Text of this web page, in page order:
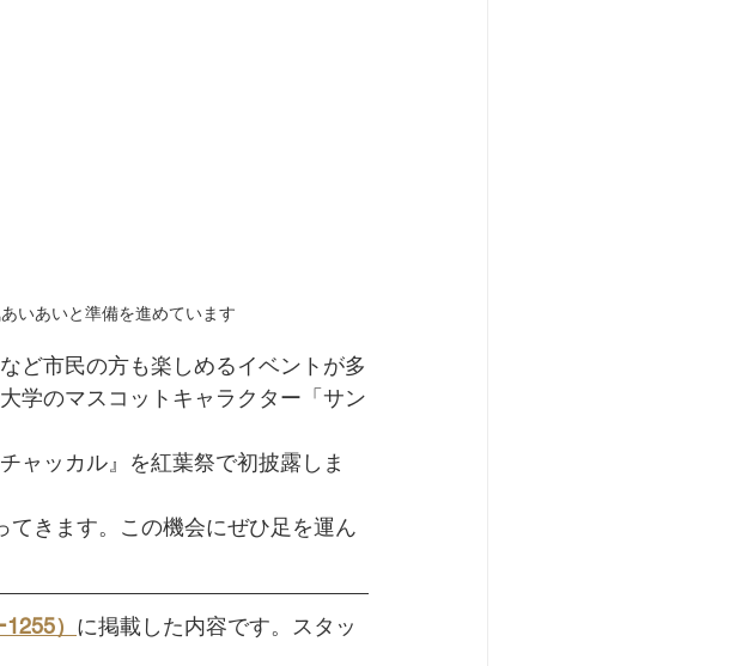
いあいと準備を進めています
ど市民の方も楽しめるイベントが多
学のマスコットキャラクター「サン
ャッカル』を紅葉祭で初披露しま
きます。この機会にぜひ足を運ん
） に掲載した内容です。スタッ